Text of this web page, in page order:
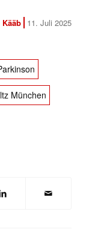
11. Juli 2025
München